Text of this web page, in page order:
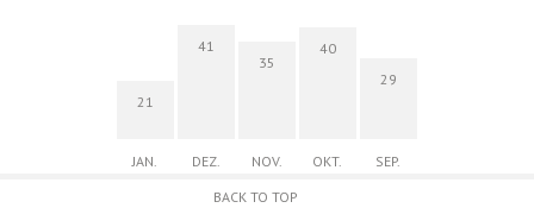
21
JAN.
41
DEZ.
35
NOV.
40
OKT.
29
SEP.
BACK TO TOP